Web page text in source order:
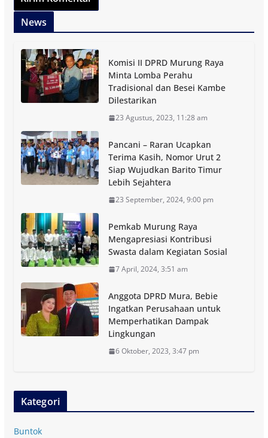
News
Komisi II DPRD Murung Raya
Minta Lomba Perahu
Tradisional dan Besei Kambe
Dilestarikan
23 Agustus, 2023, 11:28 am
Pancani – Raran Ucapkan
Terima Kasih, Nomor Urut 2
Siap Wujudkan Barito Timur
Lebih Sejahtera
23 September, 2024, 9:00 pm
Pemkab Murung Raya
Mengapresiasi Kontribusi
Swasta dalam Kegiatan Sosial
7 April, 2024, 3:51 am
Anggota DPRD Mura, Bebie
Ingatkan Perusahaan untuk
Memperhatikan Dampak
Lingkungan
6 Oktober, 2023, 3:47 pm
Kategori
Buntok